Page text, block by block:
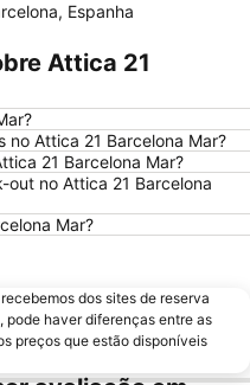
Sant Jordi
Sagrada Família Metro Station
Catalunya
Vella
de Plaça Catalunya
de Gràcia
Born
Espanha
Attica 21
no Attica 21 Barcelona Mar?
21 Barcelona Mar?
no Attica 21 Barcelona
Mar?
dos sites de reserva
pode haver diferenças entre as
preços que estão disponíveis